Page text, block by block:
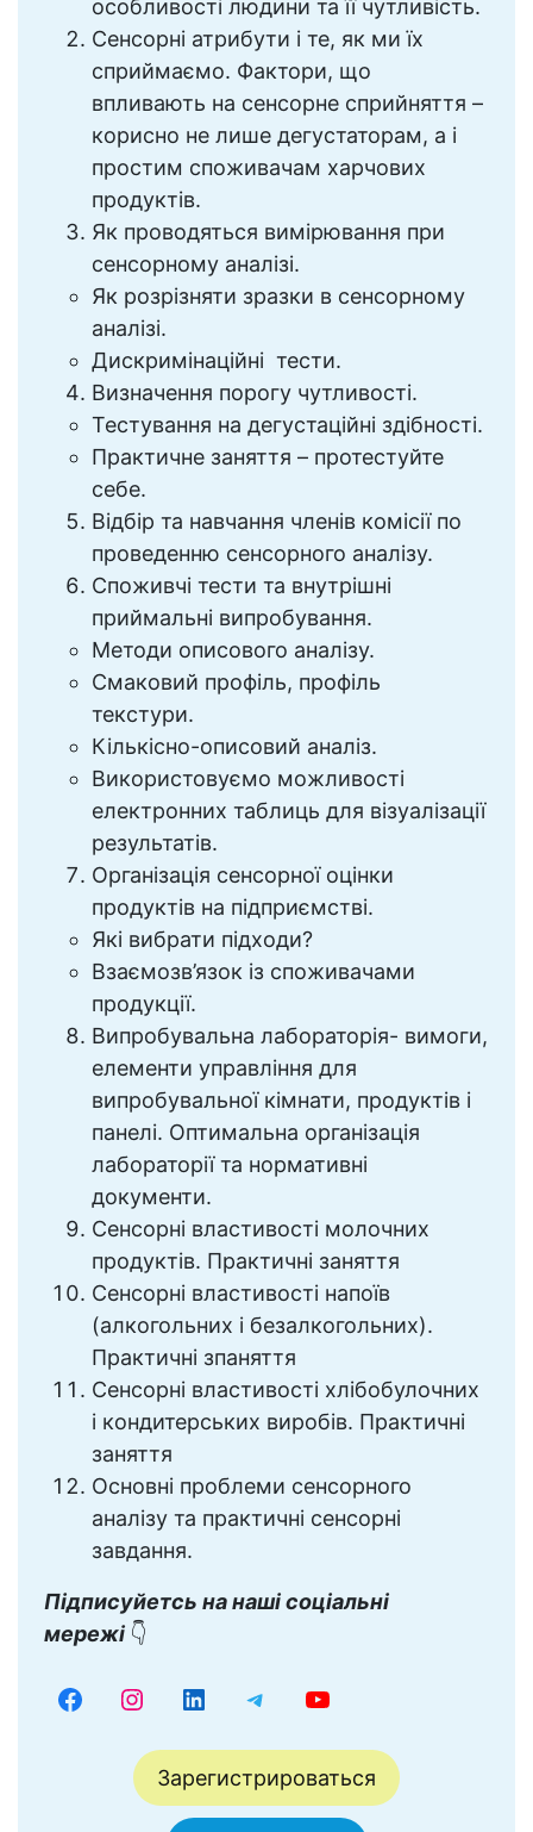
особливості людини та її чутливість.
Сенсорні атрибути і те, як ми їх
сприймаємо. Фактори, що
впливають на сенсорне сприйняття –
корисно не лише дегустаторам, а і
простим споживачам харчових
продуктів.
Як проводяться вимірювання при
сенсорному аналізі.
Як розрізняти зразки в сенсорному
аналізі.
Дискримінаційні тести.
Визначення порогу чутливості.
Тестування на дегустаційні здібності.
Практичне заняття – протестуйте
себе.
Відбір та навчання членів комісії по
проведенню сенсорного аналізу.
Споживчі тести та внутрішні
приймальні випробування.
Методи описового аналізу.
Смаковий профіль, профіль
текстури.
Кількісно-описовий аналіз.
Використовуємо можливості
електронних таблиць для візуалізації
результатів.
Організація сенсорної оцінки
продуктів на підприємстві.
Які вибрати підходи?
Взаємозв’язок із споживачами
продукції.
Випробувальна лабораторія- вимоги,
елементи управління для
випробувальної кімнати, продуктів і
панелі. Оптимальна організація
лабораторії та нормативні
документи.
Сенсорні властивості молочних
продуктів. Практичні заняття
Сенсорні властивості напоїв
(алкогольних і безалкогольних).
Практичні зпаняття
Сенсорні властивості хлібобулочних
і кондитерських виробів. Практичні
заняття
Основні проблеми сенсорного
аналізу та практичні сенсорні
завдання.
Підписуйетсь на наші соціальні
мережі 👇
Зарегистрироваться